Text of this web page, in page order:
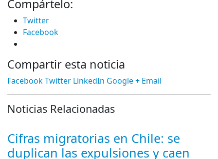
Compártelo:
Twitter
Facebook
Compartir esta noticia
FacebookTwitter LinkedIn Google + Email
Noticias Relacionadas
Cifras migratorias en Chile: se
duplican las expulsiones y caen